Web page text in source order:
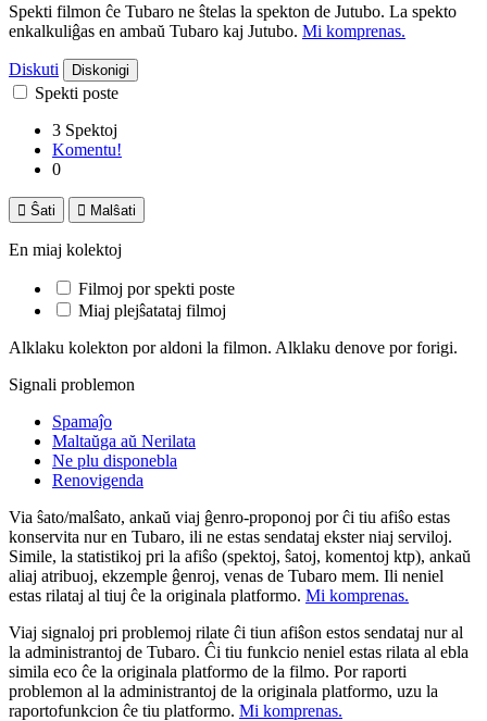
Spekti filmon ĉe Tubaro ne ŝtelas la spekton de Jutubo. La spekto
enkalkuliĝas en ambaŭ Tubaro kaj Jutubo. Mi komprenas.
Diskuti Diskonigi
Spekti poste
3 Spektoj
Komentu!
0
 Ŝati  Malŝati
En miaj kolektoj
Filmoj por spekti poste
Miaj plejŝatataj filmoj
Alklaku kolekton por aldoni la filmon. Alklaku denove por forigi.
Signali problemon
Spamaĵo
Maltaŭga aŭ Nerilata
Ne plu disponebla
Renovigenda
Via ŝato/malŝato, ankaŭ viaj ĝenro-proponoj por ĉi tiu afiŝo estas
konservita nur en Tubaro, ili ne estas sendataj ekster niaj serviloj.
Simile, la statistikoj pri la afiŝo (spektoj, ŝatoj, komentoj ktp), ankaŭ
aliaj atribuoj, ekzemple ĝenroj, venas de Tubaro mem. Ili neniel
estas rilataj al tiuj ĉe la originala platformo. Mi komprenas.
Viaj signaloj pri problemoj rilate ĉi tiun afiŝon estos sendataj nur al
la administrantoj de Tubaro. Ĉi tiu funkcio neniel estas rilata al ebla
simila eco ĉe la originala platformo de la filmo. Por raporti
problemon al la administrantoj de la originala platformo, uzu la
raportofunkcion ĉe tiu platformo. Mi komprenas.